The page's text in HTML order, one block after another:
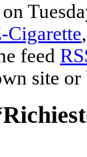
Cigarette
feed
site or